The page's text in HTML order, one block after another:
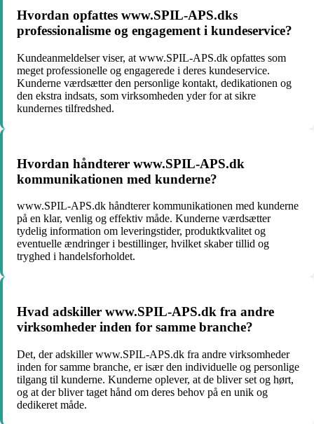
Hvordan opfattes www.SPIL-APS.dks
professionalisme og engagement i kundeservice?
Kundeanmeldelser viser, at www.SPIL-APS.dk opfattes som
meget professionelle og engagerede i deres kundeservice.
Kunderne værdsætter den personlige kontakt, dedikationen og
den ekstra indsats, som virksomheden yder for at sikre
kundernes tilfredshed.
Hvordan håndterer www.SPIL-APS.dk
kommunikationen med kunderne?
www.SPIL-APS.dk håndterer kommunikationen med kunderne
på en klar, venlig og effektiv måde. Kunderne værdsætter
tydelig information om leveringstider, produktkvalitet og
eventuelle ændringer i bestillinger, hvilket skaber tillid og
tryghed i handelsforholdet.
Hvad adskiller www.SPIL-APS.dk fra andre
virksomheder inden for samme branche?
Det, der adskiller www.SPIL-APS.dk fra andre virksomheder
inden for samme branche, er især den individuelle og personlige
tilgang til kunderne. Kunderne oplever, at de bliver set og hørt,
og at der bliver taget hånd om deres behov på en unik og
dedikeret måde.